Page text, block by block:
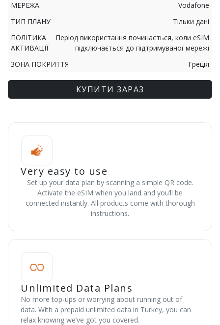
МЕРЕЖА
Vodafone
ТИП ПЛАНУ
Тільки дані
ПОЛІТИКА
АКТИВАЦІЇ
Період використання починається, коли eSIM
підключається до підтримуваної мережі
ЗОНА ПОКРИТТЯ
Греція
КУПИТИ ЗАРАЗ
Very easy to use
Set up your data plan by scanning a simple QR code.
Activate the eSIM when you land and you’ll be
connected instantly. All products come with thorough
instructions.
Unlimited Data Plans
No more top-ups or worrying about running out of
data. With a prepaid unlimited data in Turkey, you can
relax knowing we’ve got you covered.